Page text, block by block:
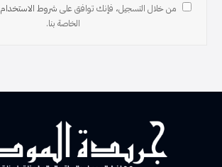
من خلال التسجيل، فإنك توافق على شروط الاستخدام
الخاصة بنا.